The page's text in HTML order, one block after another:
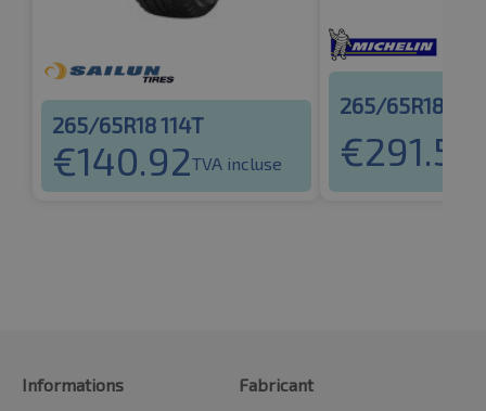
265/65R18 114T
€140.92TVA incluse
265/65R18
€291.55
Informations
Fabricant